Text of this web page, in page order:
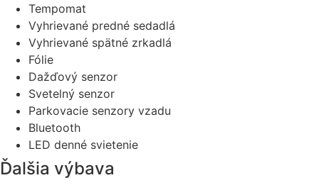
Tempomat
Vyhrievané predné sedadlá
Vyhrievané spätné zrkadlá
Fólie
Dažďový senzor
Svetelný senzor
Parkovacie senzory vzadu
Bluetooth
LED denné svietenie
Ďalšia výbava